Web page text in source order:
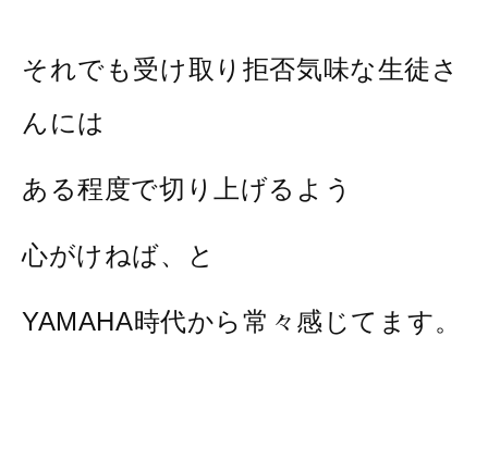
それでも受け取り拒否気味な生徒さ
んには
ある程度で切り上げるよう
心がけねば、と
YAMAHA時代から常々感じてます。